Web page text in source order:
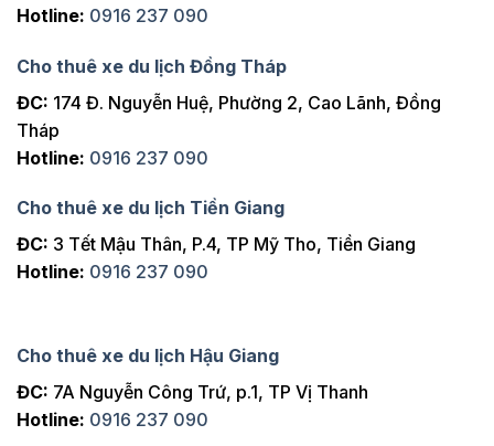
Hotline: 0916 237 090
Cho thuê xe du lịch Đồng Tháp
ĐC: 174 Đ. Nguyễn Huệ, Phường 2, Cao Lãnh, Đồng
Tháp
Hotline: 0916 237 090
Cho thuê xe du lịch Tiền Giang
ĐC: 3 Tết Mậu Thân, P.4, TP Mỹ Tho, Tiền Giang
Hotline: 0916 237 090
Cho thuê xe du lịch Hậu Giang
ĐC: 7A Nguyễn Công Trứ, p.1, TP Vị Thanh
Hotline: 0916 237 090